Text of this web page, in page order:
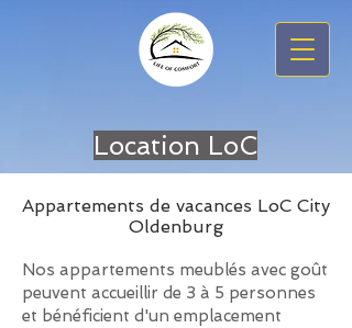
Location LoC
Appartements de vacances LoC City
Oldenburg
Nos appartements meublés avec goût
peuvent accueillir de 3 à 5 personnes
et bénéficient d'un emplacement